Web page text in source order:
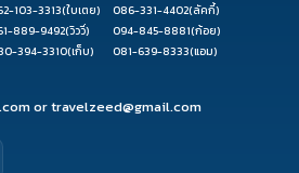
103-3313(ใบเตย) 086-331-4402(ลัคกี้)
889-9492(วิววี่) 094-845-8881(ก้อย)
394-3310(เก็บ) 081-639-8333(แอม)
ortravelzeed@gmail.com